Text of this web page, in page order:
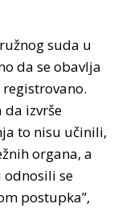
suda u
da se obavlja
izvrše
to nisu učinili,
organa, a
se
postupka”,